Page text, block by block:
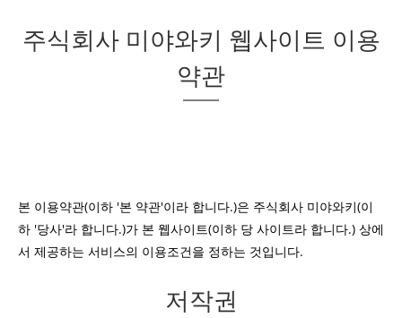
주식회사 미야와키 웹사이트 이용
약관
본 이용약관(이하 '본 약관'이라 합니다.)은 주식회사 미야와키(이
하 '당사'라 합니다.)가 본 웹사이트(이하 당 사이트라 합니다.) 상에
서 제공하는 서비스의 이용조건을 정하는 것입니다.
저작권